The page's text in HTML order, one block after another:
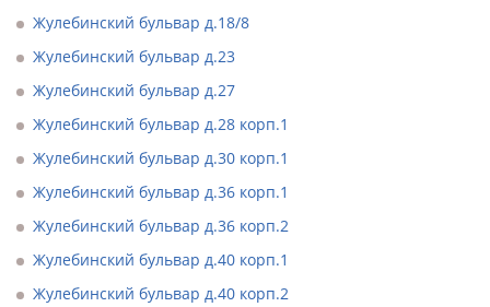
Жулебинский бульвар д.18/8
Жулебинский бульвар д.23
Жулебинский бульвар д.27
Жулебинский бульвар д.28 корп.1
Жулебинский бульвар д.30 корп.1
Жулебинский бульвар д.36 корп.1
Жулебинский бульвар д.36 корп.2
Жулебинский бульвар д.40 корп.1
Жулебинский бульвар д.40 корп.2